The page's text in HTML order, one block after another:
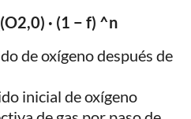
· (1 − f) ^n
de oxígeno después de
inicial de oxígeno